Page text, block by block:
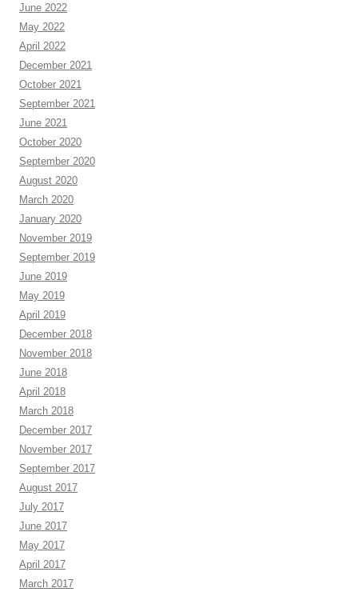
June 2022
May 2022
April 2022
December 2021
October 2021
September 2021
June 2021
October 2020
September 2020
August 2020
March 2020
January 2020
November 2019
September 2019
June 2019
May 2019
April 2019
December 2018
November 2018
June 2018
April 2018
March 2018
December 2017
November 2017
September 2017
August 2017
July 2017
June 2017
May 2017
April 2017
March 2017